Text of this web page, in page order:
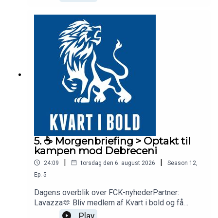
I medlemsudsendelsen hører du resten: Bo om FCK's
svaghed i denne sæson, om den perfekte FCK-spiller,
om playercare, data og tvivl – og om hvad cheftræneren
Bo Svensson ville have gjort ved fodboldspilleren Bo
Bliv medlem påkvartibold.dk
5. ☕️ Morgenbriefing > Optakt til
kampen mod Debreceni
24:09 | torsdag den 6. august 2026 | Season 12
Ep. 5
Dagens overblik over FCK-nyhederPartner:
Lavazza🫶 Bliv medlem af Kvart i bold og få
adgang til vores medlemskanal med eksklusive
Play